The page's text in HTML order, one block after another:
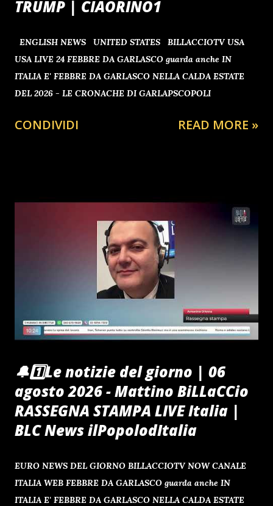
TRUMP | CIAORINO1
ENGLISH NEWS UNITED STATES BILLACCIOTV USA
USA LIVE 24 FEBBRE DA GARLASCO guarda anche IN
ITALIA E' FEBBRE DA GARLASCO NELLA CALDA ESTATE
DEL 2026 - LE CRONACHE DI GARLAPSCOPOLI
CONDIVIDI READ MORE »
🔔1️⃣Le notizie del giorno | 06
agosto 2026 - Mattino BiLLaCCio
RASSEGNA STAMPA LIVE Italia |
BLC News ilPopolodItalia
EURO NEWS DEL GIORNO BILLACCIOTV NOW CANALE
ITALIA WEB FEBBRE DA GARLASCO guarda anche IN
ITALIA E' FEBBRE DA GARLASCO NELLA CALDA ESTATE